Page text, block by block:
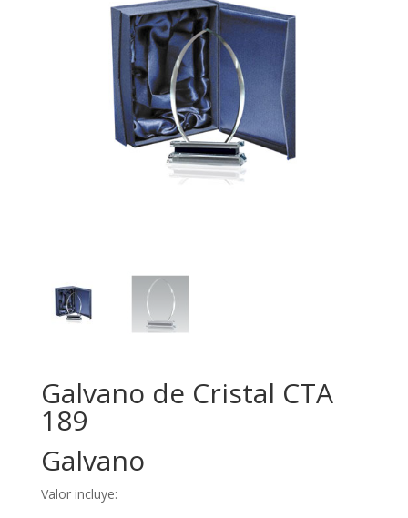
Galvano de Cristal CTA
189
Galvano
Valor incluye: